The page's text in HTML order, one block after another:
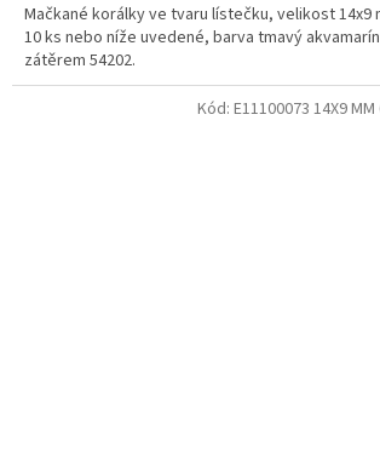
Mačkané korálky ve tvaru lístečku, velikost 14x9
10 ks nebo níže uvedené, barva tmavý
zátěrem 54202.
Kód: E11100073 14X9